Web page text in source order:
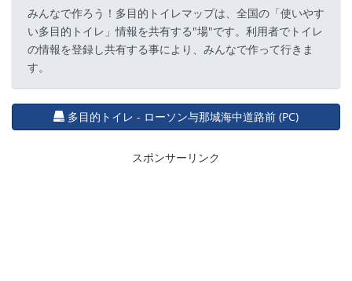
みんなで作ろう！多目的トイレマップは、全国の「使いやす
い多目的トイレ」情報を共有する"場"です。利用者でトイレ
の情報を登録し共有する事により、みんなで作って行きま
す。
多目的トイレ - ローソン与那城海中道路前 (PC)
スポンサーリンク